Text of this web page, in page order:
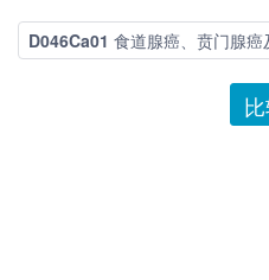
D046Ca01 食道腺癌、贲门腺癌及正常组